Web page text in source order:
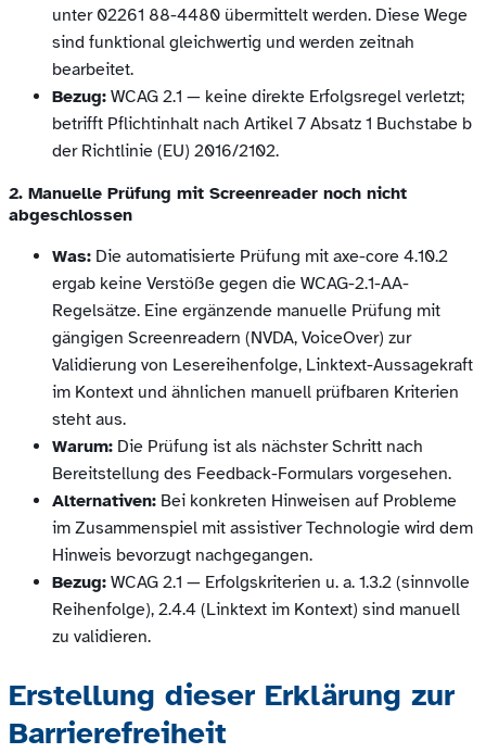
unter 02261 88-4480 übermittelt werden. Diese Wege
sind funktional gleichwertig und werden zeitnah
bearbeitet.
Bezug: WCAG 2.1 — keine direkte Erfolgsregel verletzt;
betrifft Pflichtinhalt nach Artikel 7 Absatz 1 Buchstabe b
der Richtlinie (EU) 2016/2102.
2. Manuelle Prüfung mit Screenreader noch nicht
abgeschlossen
Was: Die automatisierte Prüfung mit axe-core 4.10.2
ergab keine Verstöße gegen die WCAG-2.1-AA-
Regelsätze. Eine ergänzende manuelle Prüfung mit
gängigen Screenreadern (NVDA, VoiceOver) zur
Validierung von Lesereihenfolge, Linktext-Aussagekraft
im Kontext und ähnlichen manuell prüfbaren Kriterien
steht aus.
Warum: Die Prüfung ist als nächster Schritt nach
Bereitstellung des Feedback-Formulars vorgesehen.
Alternativen: Bei konkreten Hinweisen auf Probleme
im Zusammenspiel mit assistiver Technologie wird dem
Hinweis bevorzugt nachgegangen.
Bezug: WCAG 2.1 — Erfolgskriterien u. a. 1.3.2 (sinnvolle
Reihenfolge), 2.4.4 (Linktext im Kontext) sind manuell
zu validieren.
Erstellung dieser Erklärung zur
Barrierefreiheit